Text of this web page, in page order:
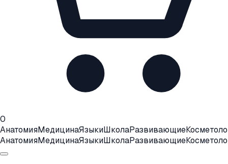
0
АнатомияМедицинаЯзыкиШколаРазвивающие
АнатомияМедицинаЯзыкиШколаРазвивающие